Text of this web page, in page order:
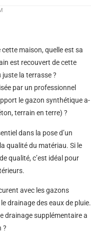
maison, quelle est sa
est recouvert de cette
la terrasse ?
par un professionnel
le gazon synthétique a-
terrain en terre) ?
dans la pose d’un
qualité du matériau. Si le
qualité, c’est idéal pour
avec les gazons
drainage des eaux de pluie.
drainage supplémentaire a
?